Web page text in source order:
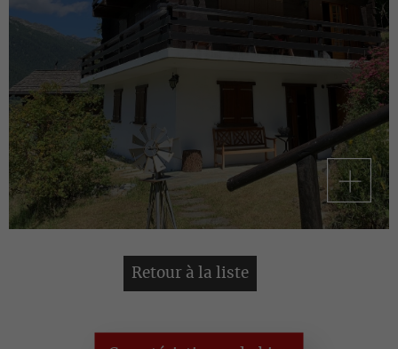
Retour à la liste